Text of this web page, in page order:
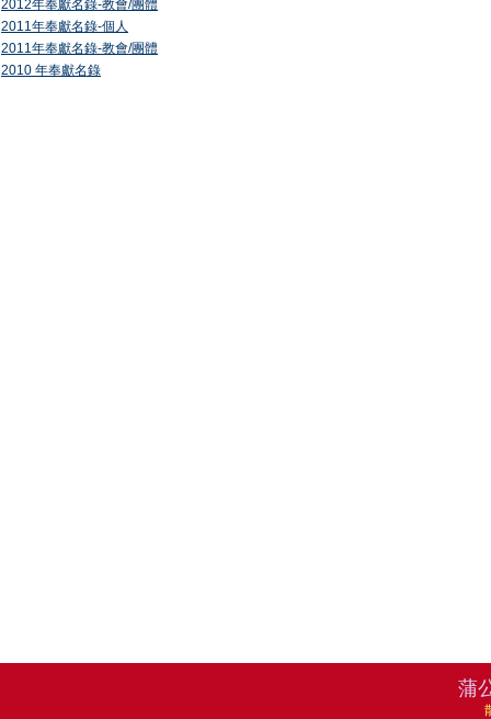
2012年奉獻名錄-教會/團體
2011年奉獻名錄-個人
2011年奉獻名錄-教會/團體
2010 年奉獻名錄
蒲